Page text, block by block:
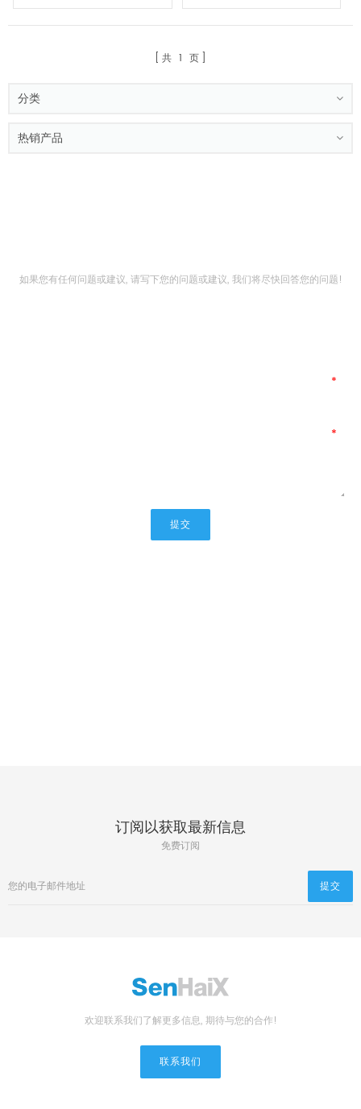
共 1 页
分类
热销产品
如果您有任何问题或建议, 请写下您的问题或建议, 我们将尽快回答您的问题!
订阅以获取最新信息
免费订阅
欢迎联系我们了解更多信息, 期待与您的合作!
联系我们